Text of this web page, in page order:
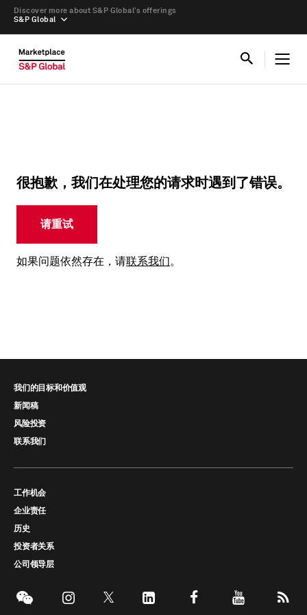
S&P Global
Discover more about S&P Global’s offerings
很抱歉，我们在处理您的请求时遇到了错误。
请重试
如果问题依然存在，请联系我们。
我们的目标和价值观
新闻稿
风险投资
联系我们
工作机会
企业责任
历史
投资者关系
公司领导层